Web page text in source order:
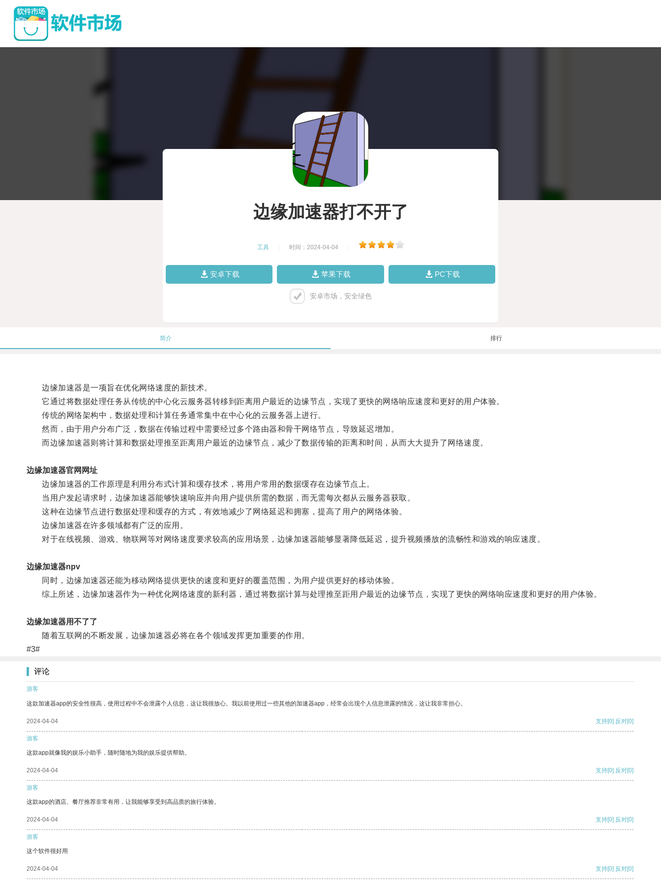
边缘加速器打不开了
工具 时间：2024-04-04
安卓下载 苹果下载 PC下载
安卓市场，安全绿色
简介 排行
边缘加速器是一项旨在优化网络速度的新技术。
它通过将数据处理任务从传统的中心化云服务器转移到距离用户最近的边缘节点，实现了更快的网络响应速度和更好的用户体验。
传统的网络架构中，数据处理和计算任务通常集中在中心化的云服务器上进行。
然而，由于用户分布广泛，数据在传输过程中需要经过多个路由器和骨干网络节点，导致延迟增加。
而边缘加速器则将计算和数据处理推至距离用户最近的边缘节点，减少了数据传输的距离和时间，从而大大提升了网络速度。
边缘加速器官网网址
边缘加速器的工作原理是利用分布式计算和缓存技术，将用户常用的数据缓存在边缘节点上。
当用户发起请求时，边缘加速器能够快速响应并向用户提供所需的数据，而无需每次都从云服务器获取。
这种在边缘节点进行数据处理和缓存的方式，有效地减少了网络延迟和拥塞，提高了用户的网络体验。
边缘加速器在许多领域都有广泛的应用。
对于在线视频、游戏、物联网等对网络速度要求较高的应用场景，边缘加速器能够显著降低延迟，提升视频播放的流畅性和游戏的响应速度。
边缘加速器npv
同时，边缘加速器还能为移动网络提供更快的速度和更好的覆盖范围，为用户提供更好的移动体验。
综上所述，边缘加速器作为一种优化网络速度的新利器，通过将数据计算与处理推至距用户最近的边缘节点，实现了更快的网络响应速度和更好的用户体验。
边缘加速器用不了了
随着互联网的不断发展，边缘加速器必将在各个领域发挥更加重要的作用。
#3#
评论
游客
这款加速器app的安全性很高，使用过程中不会泄露个人信息，这让我很放心。我以前使用过一些其他的加速器app，经常会出现个人信息泄露的情况，这让我非常担心。
2024-04-04 支持[0] 反对[0]
游客
这款app就像我的娱乐小助手，随时随地为我的娱乐提供帮助。
2024-04-04 支持[0] 反对[0]
游客
这款app的酒店、餐厅推荐非常有用，让我能够享受到高品质的旅行体验。
2024-04-04 支持[0] 反对[0]
游客
这个软件很好用
2024-04-04 支持[0] 反对[0]